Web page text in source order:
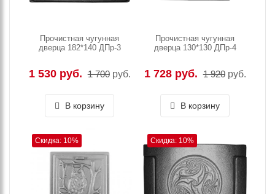
Прочистная чугунная
дверца 182*140 ДПр-3
1 530 руб. 1 700 руб.
В корзину
Прочистная чугунная
дверца 130*130 ДПр-4
1 728 руб. 1 920 руб.
В корзину
Скидка: 10% Скидка: 10%